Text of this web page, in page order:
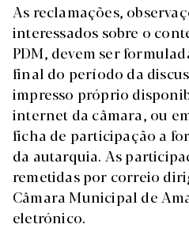
As reclamações,
interessados sobre o
PDM, devem ser
final do período da
impresso próprio
internet da câmara, ou
ficha de participação a
da autarquia. As
remetidas por correio
Câmara Municipal de
eletrónico.